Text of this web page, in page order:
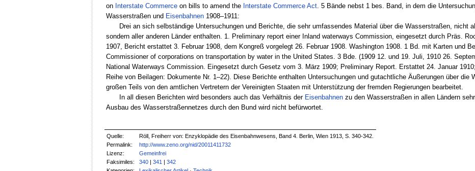
on Interstate Commerceon bills to amend the Interstate Commerce Act. 5 Bände nebst 1 bes. Band, in dem die
Wasserstraßen und Eisenbahnen1908–1911:
Drei an sich selbständige Untersuchungen und Berichte, die sehr umfassendes Material über die Wasserstraßen, nicht
sondern aller anderen Länder enthalten. 1. Preliminary report einer Inland waterways Commission, eingesetzt durch Präs.
1907, Bericht erstattet 3. Februar 1908, dem Kongreß vorgelegt 26. Februar 1908. Washington 1908. 1 Bd. mit Karten und
Commissioner of corporations on transportation by water in the United States. 3 Bde. (1909 12. und 19. Juli, 1910 26.
National Waterways Commission. Eingesetzt durch Gesetz vom 3. März 1909; Preliminary Report. Erstattet 24. Januar
Reihe von Beilagen: Dokumente Nr. 1–22). Diese Berichte enthalten Untersuchungen und gutachtliche Äußerungen über die
großen Teils von den amtlichen Vertretern der Vereinigten Staaten mit Unterstützung der fremden Regierungen bearbeitet.
In all diesen Berichten wird besonders auch das Verhältnis der Eisenbahnen zu den Wasserstraßen in allen Ländern
Ausbau des Wasserstraßennetzes durch den Bund wird nicht befürwortet.
Quelle:
Röll, Freiherr von: Enzyklopädie des Eisenbahnwesens, Band 4. Berlin, Wien 1913, S. 340-342.
Permalink:
http://www.zeno.org/nid/20011411732
Lizenz:
Gemeinfrei
Faksimiles:
340 |341 |342